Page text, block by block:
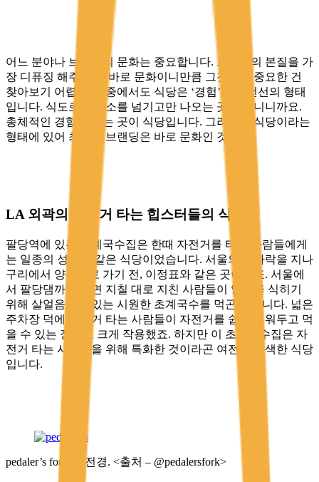
어느 분야나 브랜드의 문화는 중요합니다. 브랜드의 본질을 가
장 디퓨징 해주는 게 바로 문화이니만큼 그것보다 중요한 건
찾아보기 어렵죠. 그중에서도 식당은 ‘경험’의 최전선의 형태
입니다. 식도로 영양소를 넘기고만 나오는 곳이 아니니까요.
총체적인 경험을 하는 곳이 식당입니다. 그러니까 식당이라는
형태에 있어 최고의 브랜딩은 바로 문화인 것이죠.
LA 외곽의 자전거 타는 힙스터들의 식당
팔당역에 있는 초계국수집은 한때 자전거를 타는 사람들에게
는 일종의 성지와 같은 식당이었습니다. 서울의 끝자락을 지나
구리에서 양평으로 가기 전, 이정표와 같은 곳이었죠. 서울에
서 팔당댐까지 가면 지칠 대로 지친 사람들이 열기를 식히기
위해 살얼음이 떠있는 시원한 초계국수를 먹곤 했습니다. 넓은
주차장 덕에 자전거 타는 사람들이 자전거를 쉽게 세워두고 먹
을 수 있는 장점도 크게 작용했죠. 하지만 이 초계국수집은 자
전거 타는 사람들을 위해 특화한 것이라곤 여전히 무색한 식당
입니다.
pedaler’s fork 의 전경. <출처 – @pedalersfork>